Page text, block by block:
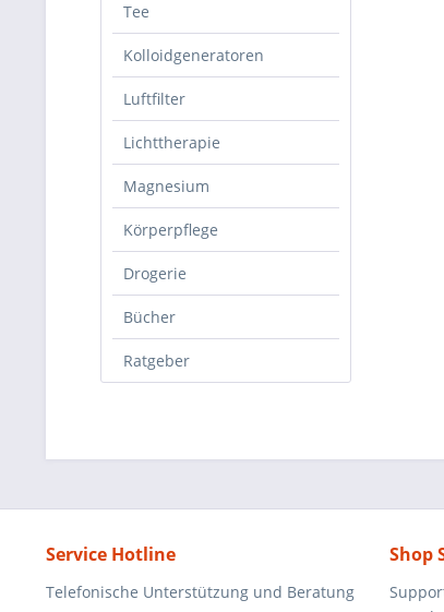
Tee
Kolloidgeneratoren
Luftfilter
Lichttherapie
Magnesium
Körperpflege
Drogerie
Bücher
Ratgeber
Service Hotline
Telefonische Unterstützung und Beratung
Shop